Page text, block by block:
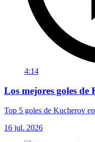
4:14
Los mejores goles de
Top 5 goles de Kucherov
16 jul. 2026